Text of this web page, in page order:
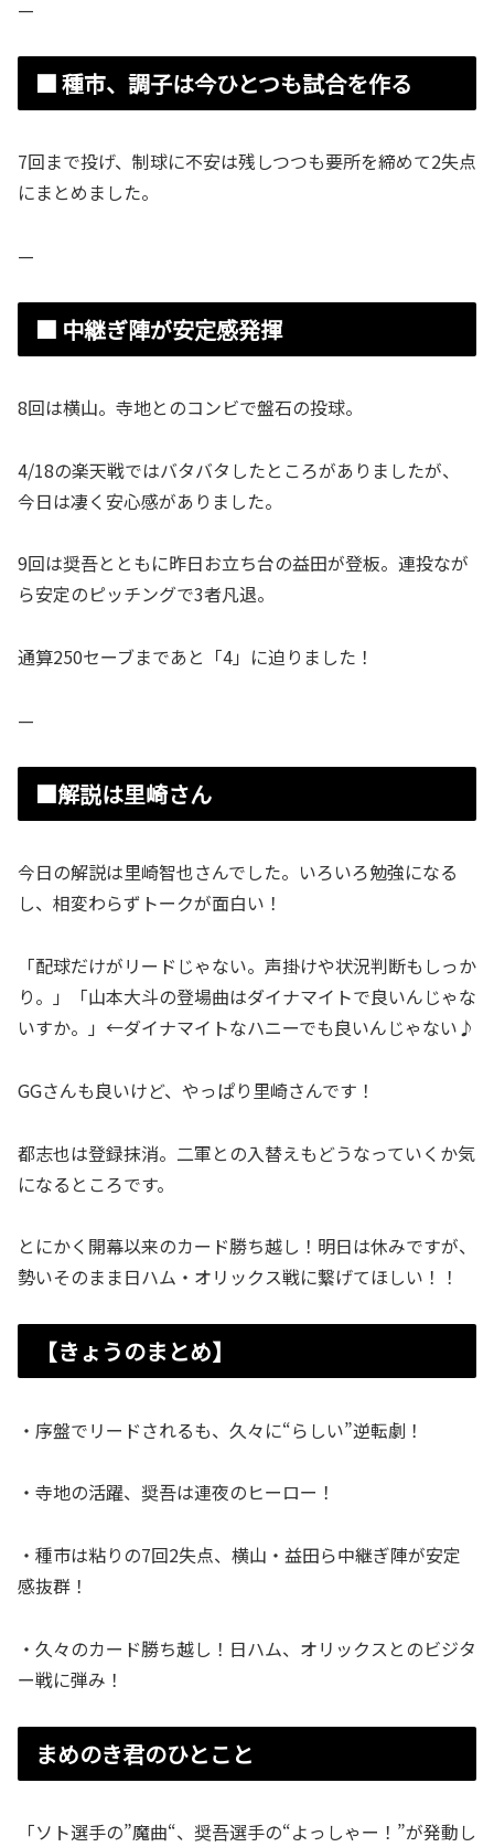
—
■ 種市、調子は今ひとつも試合を作る
7回まで投げ、制球に不安は残しつつも要所を締めて2失点
にまとめました。
—
■ 中継ぎ陣が安定感発揮
8回は横山。寺地とのコンビで盤石の投球。
4/18の楽天戦ではバタバタしたところがありましたが、
今日は凄く安心感がありました。
9回は奨吾とともに昨日お立ち台の益田が登板。連投なが
ら安定のピッチングで3者凡退。
通算250セーブまであと「4」に迫りました！
—
■解説は里崎さん
今日の解説は里崎智也さんでした。いろいろ勉強になる
し、相変わらずトークが面白い！
「配球だけがリードじゃない。声掛けや状況判断もしっか
り。」「山本大斗の登場曲はダイナマイトで良いんじゃな
いすか。」←ダイナマイトなハニーでも良いんじゃない♪
GGさんも良いけど、やっぱり里崎さんです！
都志也は登録抹消。二軍との入替えもどうなっていくか気
になるところです。
とにかく開幕以来のカード勝ち越し！明日は休みですが、
勢いそのまま日ハム・オリックス戦に繋げてほしい！！
【きょうのまとめ】
・序盤でリードされるも、久々に“らしい”逆転劇！
・寺地の活躍、奨吾は連夜のヒーロー！
・種市は粘りの7回2失点、横山・益田ら中継ぎ陣が安定
感抜群！
・久々のカード勝ち越し！日ハム、オリックスとのビジタ
ー戦に弾み！
まめのき君のひとこと
「ソト選手の”魔曲“、奨吾選手の“よっしゃー！”が発動し